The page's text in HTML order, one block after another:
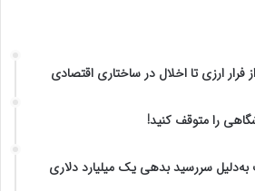
فرار ارزی تا اخلال در ساختاری اقتصادی
را متوقف کنید!
سررسید بدهی یک میلیارد دلاری